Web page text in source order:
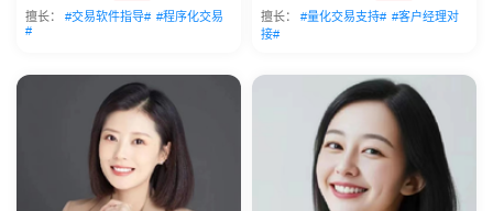
擅长： #交易软件指导# #程序化交易
#
擅长： #量化交易支持# #客户经理对
接#